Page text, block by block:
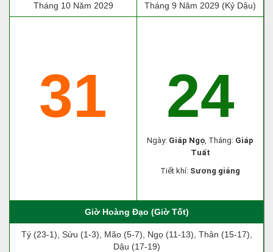
Tháng 10 Năm 2029 Tháng 9 Năm 2029 (Kỷ Dậu)
31 24
Ngày: Giáp Ngọ, Tháng: Giáp
Tuất
Tiết khí: Sương giáng
Giờ Hoàng Đạo (Giờ Tốt)
Tý (23-1), Sửu (1-3), Mão (5-7), Ngọ (11-13), Thân (15-17),
Dậu (17-19)